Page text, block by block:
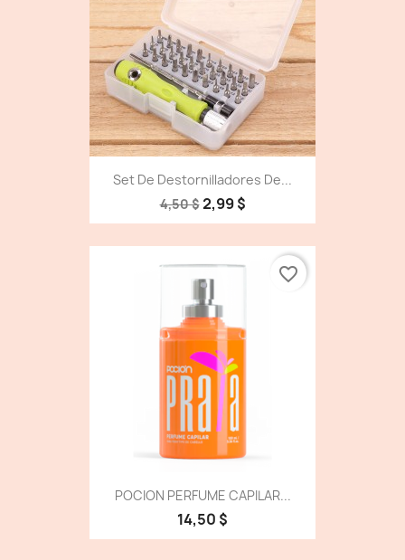
Set De Destornilladores De...
4,50 $2,99 $
POCION PERFUME CAPILAR...
14,50 $
favorite_border